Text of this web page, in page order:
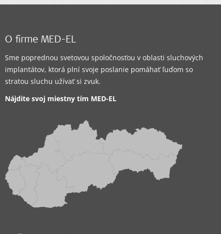
O firme MED-EL
Sme poprednou svetovou spoločnosťou v oblasti sluchových
implantátov, ktorá plní svoje poslanie pomáhať ľuďom so
stratou sluchu užívať si zvuk.
Nájdite svoj miestny tím MED-EL